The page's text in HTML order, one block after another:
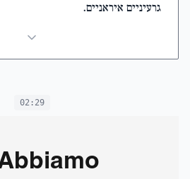
גרעיניים איראניים.
02:29